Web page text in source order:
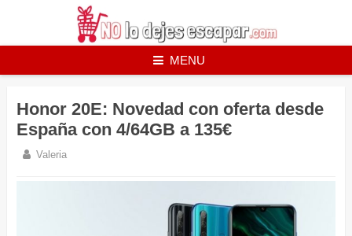
MENU
Honor 20E: Novedad con oferta desde
España con 4/64GB a 135€
Valeria